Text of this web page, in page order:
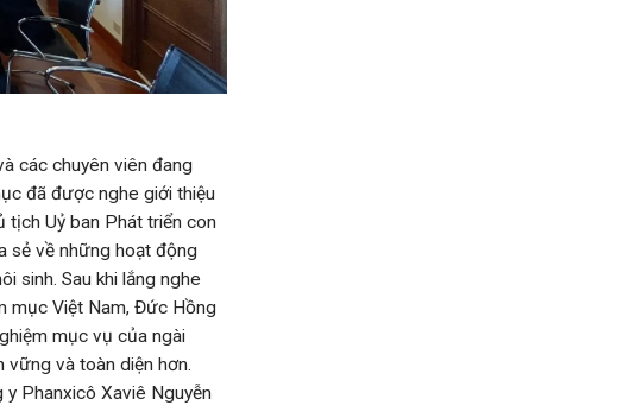
các chuyên viên đang
đã được nghe giới thiệu
tịch Uỷ ban Phát triển con
sẻ về những hoạt động
sinh. Sau khi lắng nghe
mục Việt Nam, Đức Hồng
mục vụ của ngài
vững và toàn diện hơn.
Phanxicô Xaviê Nguyễn